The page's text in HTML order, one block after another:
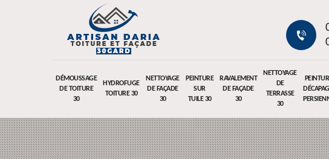
DÉMOUSSAGE
DE TOITURE
30
HYDROFUGE
TOITURE 30
NETTOYAGE
DE FAÇADE
30
PEINTURE
SUR
TUILE 30
RAVALEMENT
DE FAÇADE
30
NETTOYAGE
DE
TERRASSE
30